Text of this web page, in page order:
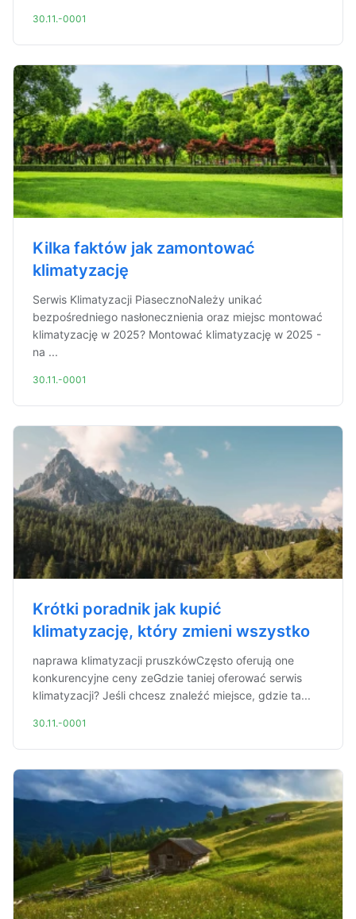
30.11.-0001
Kilka faktów jak zamontować
klimatyzację
Serwis Klimatyzacji PiasecznoNależy unikać
bezpośredniego nasłonecznienia oraz miejsc montować
klimatyzację w 2025? Montować klimatyzację w 2025 -
na ...
30.11.-0001
Krótki poradnik jak kupić
klimatyzację, który zmieni wszystko
naprawa klimatyzacji pruszkówCzęsto oferują one
konkurencyjne ceny zeGdzie taniej oferować serwis
klimatyzacji? Jeśli chcesz znaleźć miejsce, gdzie ta...
30.11.-0001